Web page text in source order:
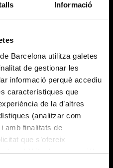
Informació
Barcelona utilitza galetes
de gestionar les
informació perquè accediu
característiques que
de la d’altres
(analitzar com
amb finalitats de
que s’ofereix
hàbits de navegació).